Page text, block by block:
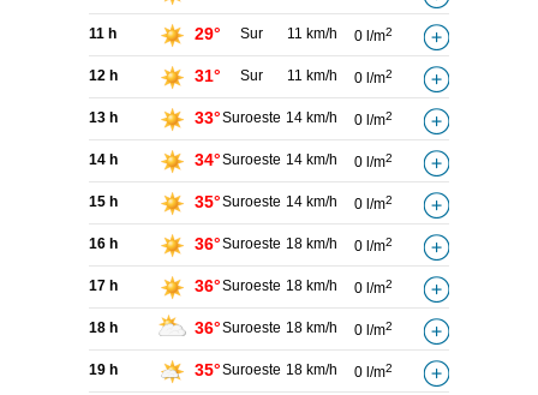
11 h 29° Sur 11 km/h 0 l/m2
12 h 31° Sur 11 km/h 0 l/m2
13 h 33°Suroeste 14 km/h 0 l/m2
14 h 34°Suroeste 14 km/h 0 l/m2
15 h 35°Suroeste 14 km/h 0 l/m2
16 h 36°Suroeste 18 km/h 0 l/m2
17 h 36°Suroeste 18 km/h 0 l/m2
18 h 36°Suroeste 18 km/h 0 l/m2
19 h 35°Suroeste 18 km/h 0 l/m2